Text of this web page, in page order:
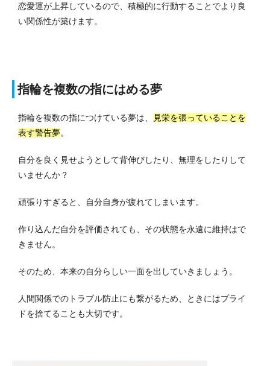
恋愛運が上昇しているので、積極的に行動することでより良
い関係性が築けます。
指輪を複数の指にはめる夢
指輪を複数の指につけている夢は、
見栄を張っていることを
表す警告夢。
自分を良く見せようとして背伸びしたり、無理をしたりして
いませんか？
頑張りすぎると、自分自身が疲れてしまいます。
作り込んだ自分を評価されても、その状態を永遠に維持はで
きません。
そのため、本来の自分らしい一面を出していきましょう。
人間関係でのトラブル防止にも繋がるため、ときにはプライ
ドを捨てることも大切です。